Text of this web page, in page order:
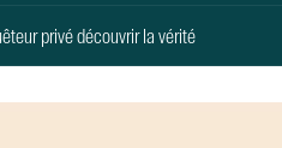
privé découvrir la vérité